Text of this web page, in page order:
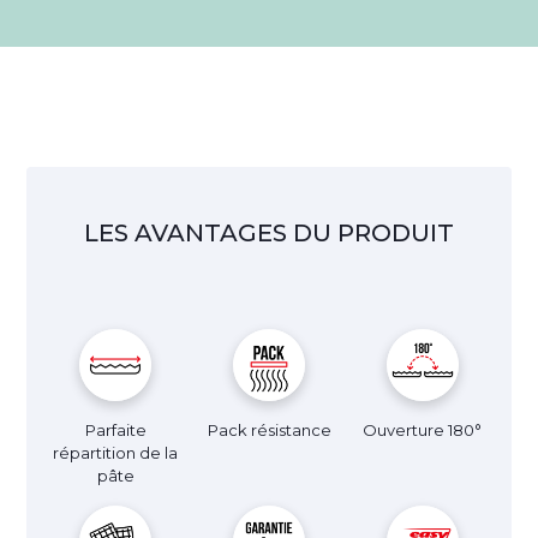
LES AVANTAGES DU PRODUIT
Parfaite
répartition de la
pâte
Pack résistance Ouverture 180°